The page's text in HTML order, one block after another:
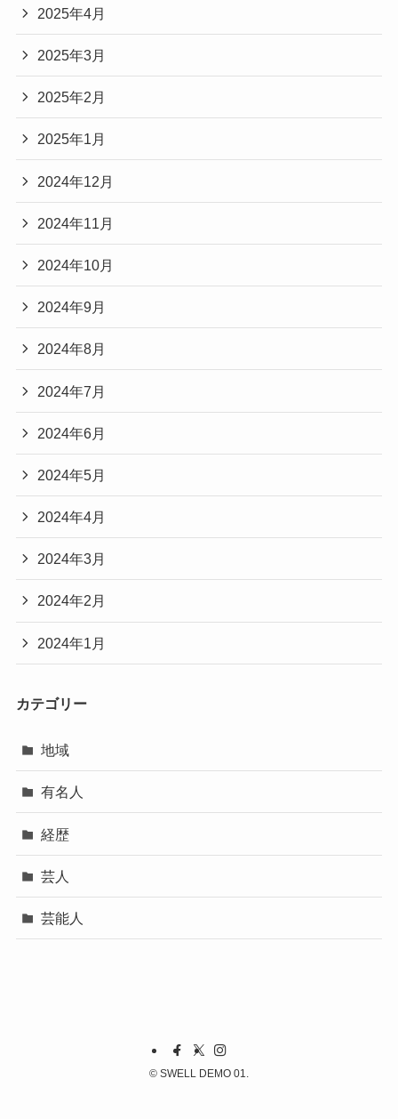
2025年4月
2025年3月
2025年2月
2025年1月
2024年12月
2024年11月
2024年10月
2024年9月
2024年8月
2024年7月
2024年6月
2024年5月
2024年4月
2024年3月
2024年2月
2024年1月
カテゴリー
地域
有名人
経歴
芸人
芸能人
© SWELL DEMO 01.